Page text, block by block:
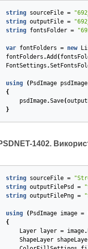
string sourceFile =
string outputFile =
string
fontsFolder =
var fontFolders = new
fontFolders .Add (
FontSettings .
using ( PsdImage psdImage
{
psdImage.Save(
}
1402.
string sourceFile =
string outputFilePsd =
string outputFilePng =
using ( PsdImage image =
{
Layer
layer = image.
ShapeLayer